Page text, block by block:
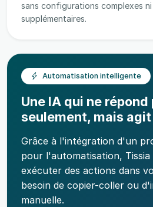
sans configurations complexes
supplémentaires.
Automatisation intelligente
Une IA qui ne répond
seulement, mais agit
Grâce à l'intégration d'un
pour l'automatisation,
exécuter des actions dans
besoin de copier-coller ou
manuelle.